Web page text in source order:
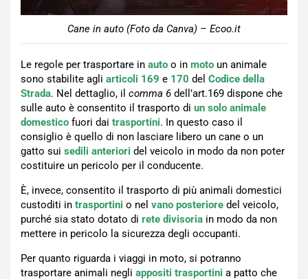
Cane in auto (Foto da Canva) – Ecoo.it
Le regole per trasportare in auto o in moto un animale
sono stabilite agli articoli 169 e 170 del Codice della
Strada. Nel dettaglio, il comma 6 dell’art.169 dispone che
sulle auto è consentito il trasporto di un solo animale
domestico fuori dai trasportini. In questo caso il
consiglio è quello di non lasciare libero un cane o un
gatto sui sedili anteriori del veicolo in modo da non poter
costituire un pericolo per il conducente.
È, invece, consentito il trasporto di più animali domestici
custoditi in trasportini o nel vano posteriore del veicolo,
purché sia stato dotato di rete divisoria in modo da non
mettere in pericolo la sicurezza degli occupanti.
Per quanto riguarda i viaggi in moto, si potranno
trasportare animali negli appositi trasportini a patto che